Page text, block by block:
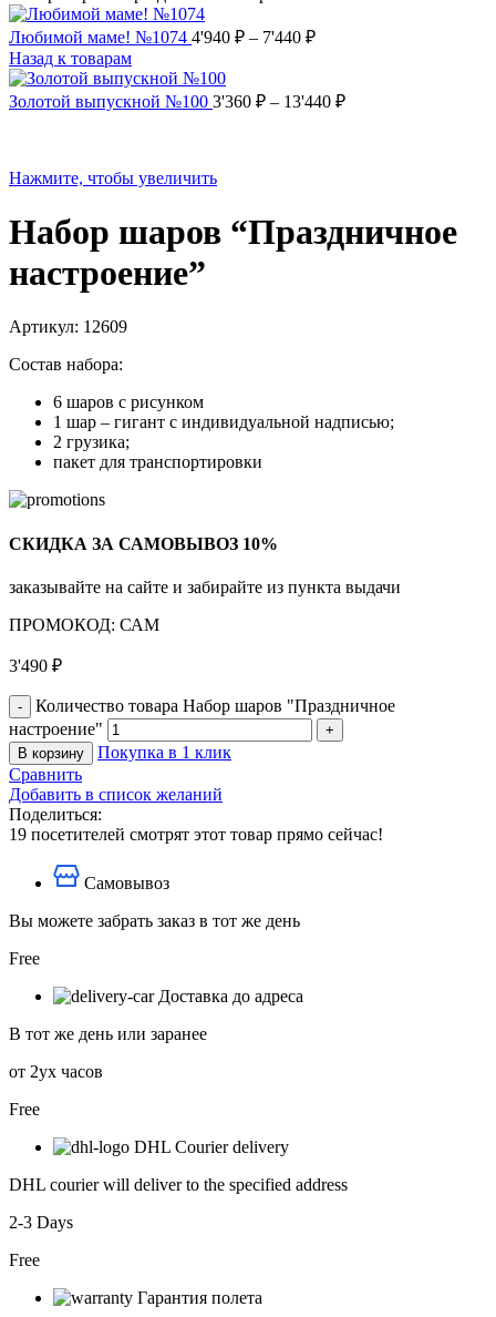
Любимой маме! №1074 4'940 ₽ – 7'440 ₽
Назад к товарам
Золотой выпускной №100 3'360 ₽ – 13'440 ₽
Нажмите, чтобы увеличить
Набор шаров “Праздничное
настроение”
Артикул: 12609
Состав набора:
6 шаров с рисунком
1 шар – гигант с индивидуальной надписью;
2 грузика;
пакет для транспортировки
СКИДКА ЗА САМОВЫВОЗ 10%
заказывайте на сайте и забирайте из пункта выдачи
ПРОМОКОД: САМ
3'490 ₽
Количество товара Набор шаров "Праздничное
настроение"
В корзину
Покупка в 1 клик
Сравнить
Добавить в список желаний
Поделиться:
19 посетителей смотрят этот товар прямо сейчас!
Самовывоз
Вы можете забрать заказ в тот же день
Free
Доставка до адреса
В тот же день или заранее
от 2ух часов
Free
DHL Courier delivery
DHL courier will deliver to the specified address
2-3 Days
Free
Гарантия полета